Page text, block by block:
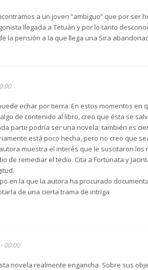
a un joven “ambiguo” que por ser
llegada a Tetuán y por lo tanto
la pensión a la que llega una Sira
aportan una expresividad acorde con su
el final de tanta situación convulsa y
y económica de la España de la mitad
por las posibilidades económicas. Los
de la democracia y por lo tanto en
Sira y Marcus Logan, el espía británico,
cabida la traición y la deslealtad, el doble
echar por tierra. En estos momentos en
de contenido al libro, creo que ésta se
parte podría ser una novela; también es
está poco hecha, pero no creo que
muestra el interés que le suscitaron
de remediar el tedio. Cita a Fortunata y
en la que la autora ha procurado
de una cierta trama de intriga
00:00
novela realmente engancha. Sobre sus